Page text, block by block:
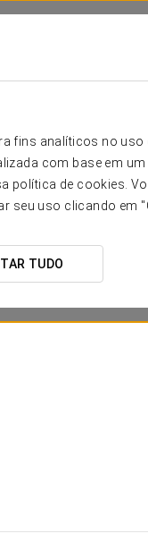
fins analíticos no
com base em
política de cookies.
seu uso clicando em
TUDO